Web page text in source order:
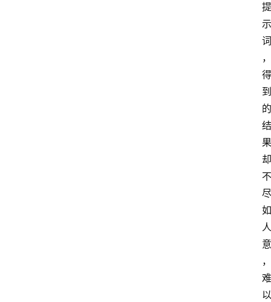
提
示
词
，
得
到
的
结
果
却
不
尽
如
人
意
，
难
以